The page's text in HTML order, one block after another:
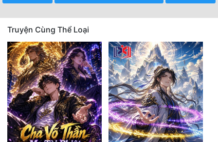
Truyện Cùng Thể Loại